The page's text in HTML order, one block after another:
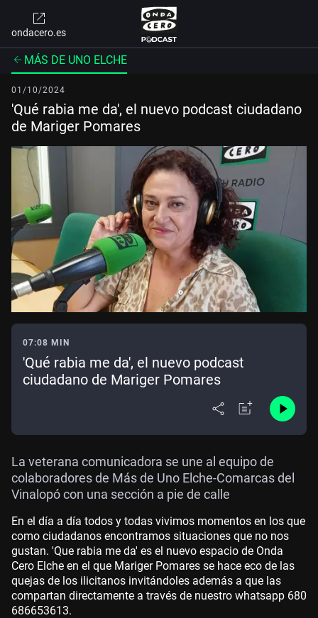
ondacero.es
MÁS DE UNO ELCHE
01/10/2024
'Qué rabia me da', el nuevo podcast ciudadano
de Mariger Pomares
07:08 MIN
'Qué rabia me da', el nuevo podcast
ciudadano de Mariger Pomares
La veterana comunicadora se une al equipo de
colaboradores de Más de Uno Elche-Comarcas del
Vinalopó con una sección a pie de calle
En el día a día todos y todas vivimos momentos en los que
como ciudadanos encontramos situaciones que no nos
gustan. 'Que rabia me da' es el nuevo espacio de Onda
Cero Elche en el que Mariger Pomares se hace eco de las
quejas de los ilicitanos invitándoles además a que las
compartan directamente a través de nuestro whatsapp 680
686653613.